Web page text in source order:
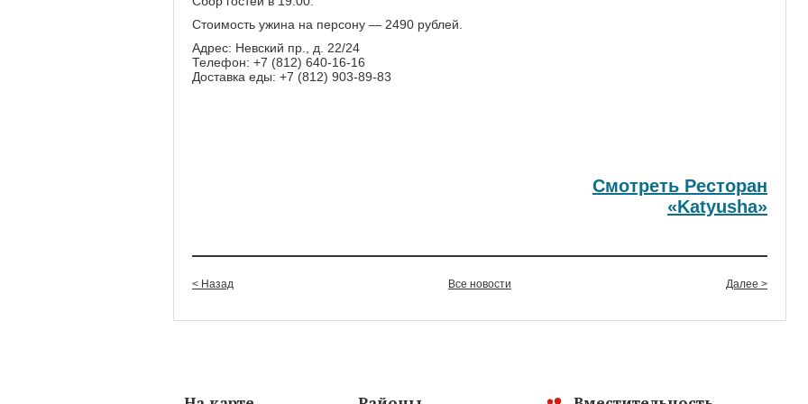
Стоимость ужина на персону — 2490 рублей.
Адрес: Невский пр., д. 22/24
Телефон: +7 (812) 640-16-16
Доставка еды: +7 (812) 903-89-83
Смотреть Ресторан
«Katyusha»
< Назад Все новости Далее >